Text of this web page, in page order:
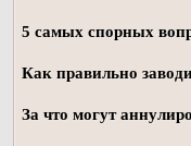
5 самых спорных
Как правильно
За что могут